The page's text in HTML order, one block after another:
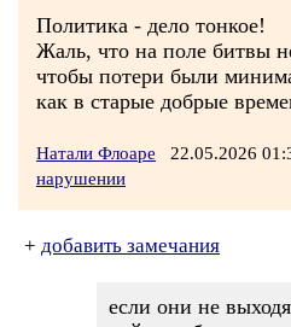
Политика - дело тонкое!
Жаль, что на поле битвы
чтобы потери были
как в старые добрые
Натали Флоаре 22.05.2026
нарушении
+ добавить замечания
если они не